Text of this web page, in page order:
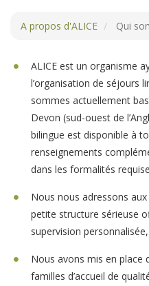
A propos d'ALICE Qui
ALICE est un organisme
l’organisation de séjours
sommes actuellement
Devon (sud-ouest de
bilingue est disponible à
renseignements
dans les formalités
Nous nous adressons
petite structure sérieuse
supervision
Nous avons mis en place
familles d’accueil de